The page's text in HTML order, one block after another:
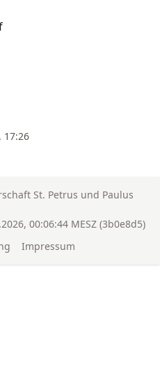
17:26
St. Petrus und Paulus
00:06:44 MESZ (3b0e8d5)
Impressum